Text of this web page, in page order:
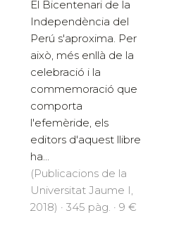
El Bicentenari de la
Independència del
Perú s'aproxima. Per
això, més enllà de la
celebració i la
commemoració que
comporta
l'efemèride, els
editors d'aquest llibre
ha...
(Publicacions de la
Universitat Jaume I,
2018) · 345 pàg. · 9 €